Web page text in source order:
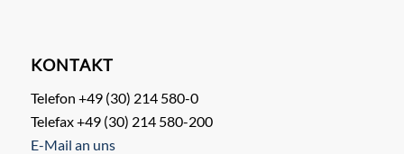
KONTAKT
Telefon +49 (30) 214 580-0
Telefax +49 (30) 214 580-200
E-Mail an uns